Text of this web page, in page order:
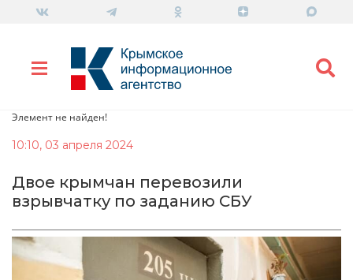
Элемент не найден!
10:10, 03 апреля 2024
Двое крымчан перевозили
взрывчатку по заданию СБУ